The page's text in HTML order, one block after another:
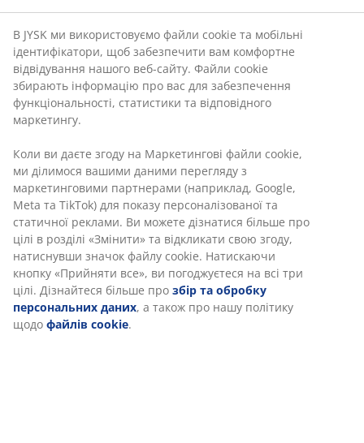
В JYSK ми використовуємо файли cookie та мобільні
ідентифікатори, щоб забезпечити вам комфортне
відвідування нашого веб-сайту. Файли cookie
збирають інформацію про вас для забезпечення
функціональності, статистики та відповідного
маркетингу.
Коли ви даєте згоду на Маркетингові файли cookie,
ми ділимося вашими даними перегляду з
маркетинговими партнерами (наприклад, Google,
Meta та TikTok) для показу персоналізованої та
статичної реклами. Ви можете дізнатися більше про
цілі в розділі «Змінити» та відкликати свою згоду,
натиснувши значок файлу cookie. Натискаючи
кнопку «Прийняти все», ви погоджуєтеся на всі три
цілі. Дізнайтеся більше про збір та обробку
персональних даних, а також про нашу політику
щодо файлів cookie.